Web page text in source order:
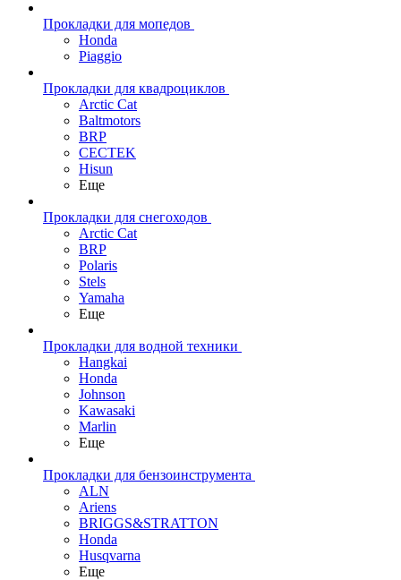
Прокладки для мопедов
Honda
Piaggio
Прокладки для квадроциклов
Arctic Cat
Baltmotors
BRP
CECTEK
Hisun
Еще
Прокладки для снегоходов
Arctic Cat
BRP
Polaris
Stels
Yamaha
Еще
Прокладки для водной техники
Hangkai
Honda
Johnson
Kawasaki
Marlin
Еще
Прокладки для бензоинструмента
ALN
Ariens
BRIGGS&STRATTON
Honda
Husqvarna
Еще